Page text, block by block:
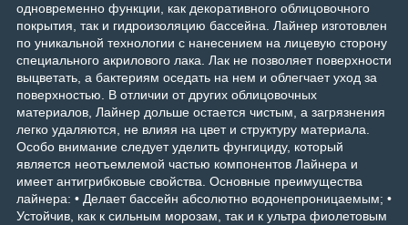
одновременно функции, как декоративного облицовочного
покрытия, так и гидроизоляцию бассейна. Лайнер изготовлен
по уникальной технологии с нанесением на лицевую сторону
специального акрилового лака. Лак не позволяет поверхности
выцветать, а бактериям оседать на нем и облегчает уход за
поверхностью. В отличии от других облицовочных
материалов, Лайнер дольше остается чистым, а загрязнения
легко удаляются, не влияя на цвет и структуру материала.
Особо внимание следует уделить фунгициду, который
является неотъемлемой частью компонентов Лайнера и
имеет антигрибковые свойства. Основные преимущества
лайнера: • Делает бассейн абсолютно водонепроницаемым; •
Устойчив, как к сильным морозам, так и к ультра фиолетовым